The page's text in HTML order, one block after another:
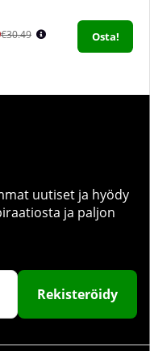
€30.49 Osta!
uutiset ja hyödy
ja paljon
Rekisteröidy